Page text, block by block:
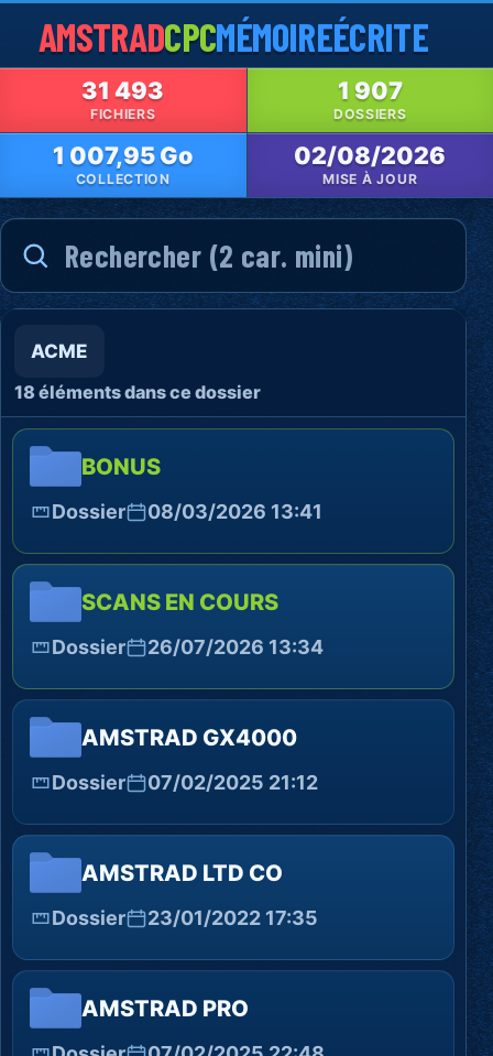
AMSTRADCPCMÉMOIREÉCRITE
31 493
FICHIERS
1 907
DOSSIERS
1 007,95 Go
COLLECTION
02/08/2026
MISE À JOUR
ACME
18 éléments dans ce dossier
BONUS
Dossier 08/03/2026 13:41
SCANS EN COURS
Dossier 26/07/2026 13:34
AMSTRAD GX4000
Dossier 07/02/2025 21:12
AMSTRAD LTD CO
Dossier 23/01/2022 17:35
AMSTRAD PRO